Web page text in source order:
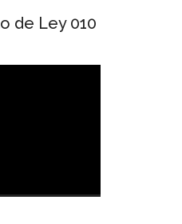
de Ley 010